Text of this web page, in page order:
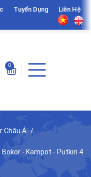
Tuyển Dụng Liên Hệ
0
Châu Á
- Kampot - Putkiri 4